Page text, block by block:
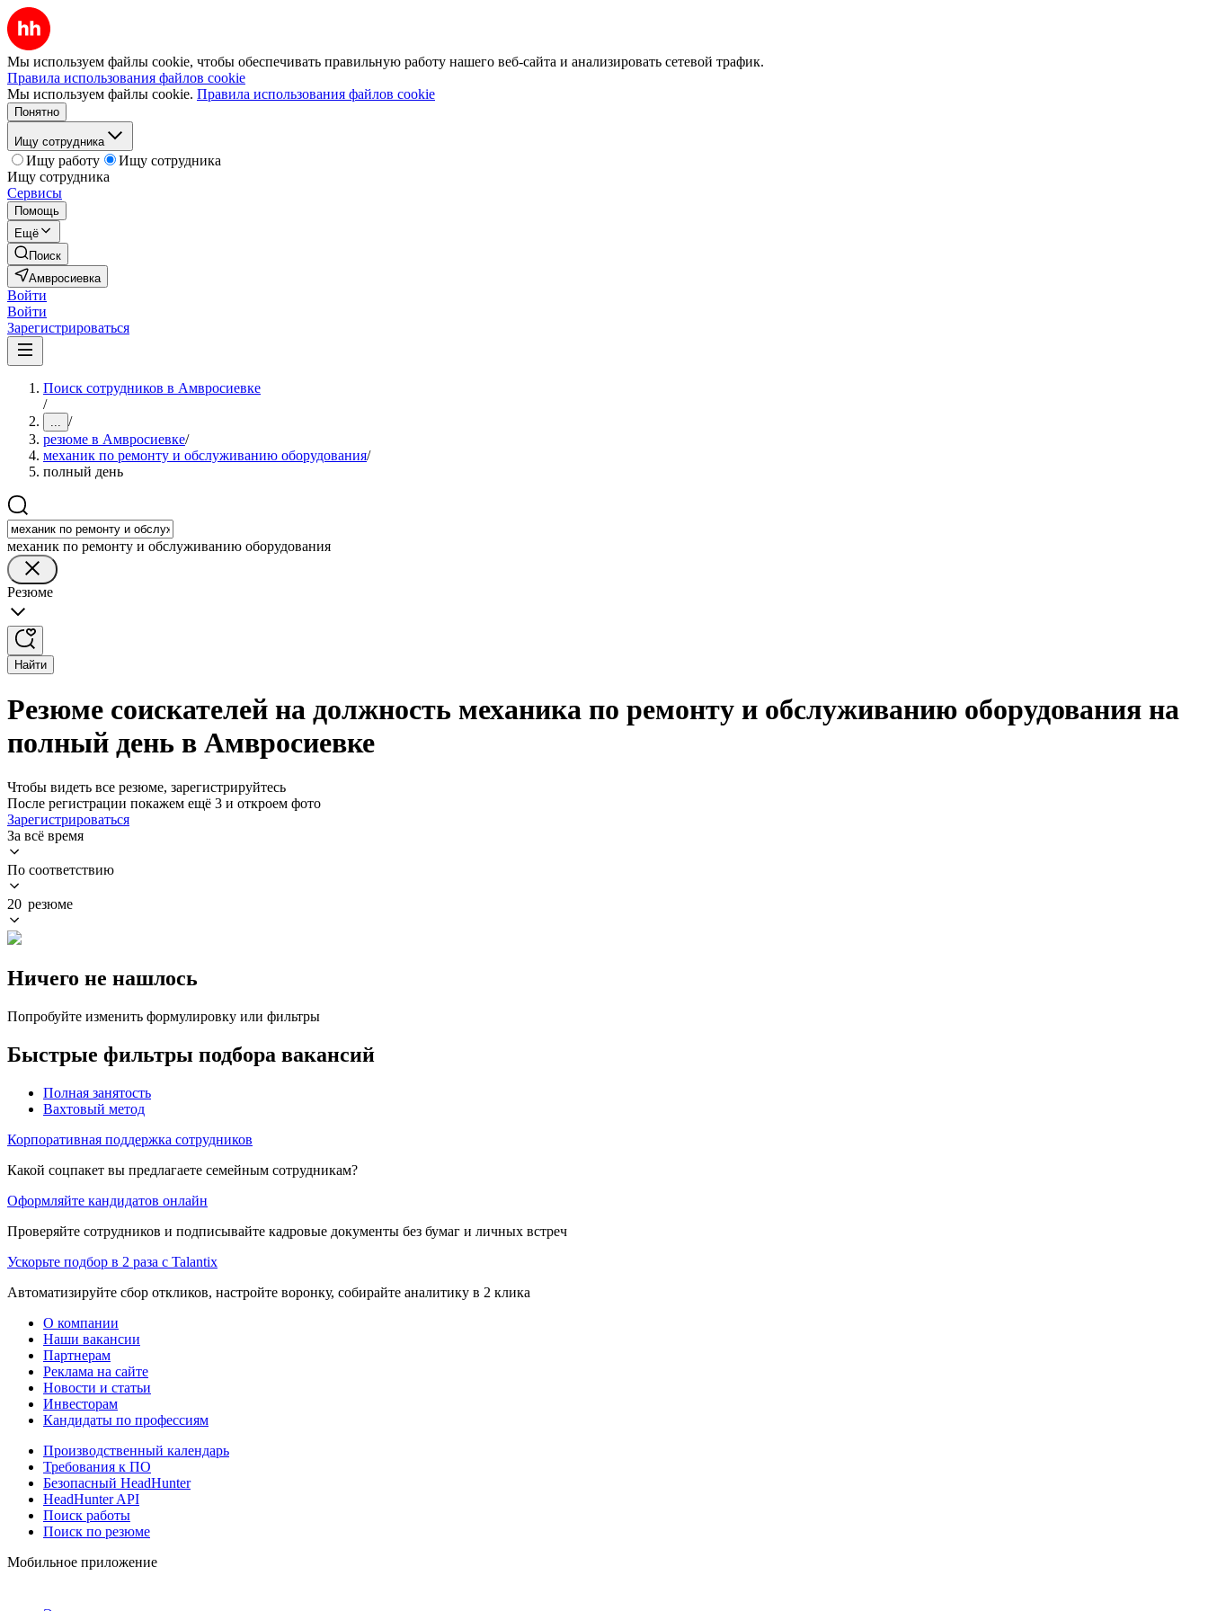
Мы используем файлы cookie, чтобы обеспечивать правильную работу нашего веб-сайта и анализировать сетевой трафик.
Правила использования файлов cookie
Мы используем файлы cookie. Правила использования файлов cookie
Понятно
Ищу сотрудника
Ищу работу
Ищу сотрудника
Ищу сотрудника
Сервисы
Помощь
Ещё
Поиск
Амвросиевка
Войти
Войти
Зарегистрироваться
Поиск сотрудников в Амвросиевке
/
... /
резюме в Амвросиевке/
механик по ремонту и обслуживанию оборудования/
полный день
механик по ремонту и обслуживанию оборудования
Резюме
Найти
Резюме соискателей на должность механика по ремонту и обслуживанию оборудования на
полный день в Амвросиевке
Чтобы видеть все резюме, зарегистрируйтесь
После регистрации покажем ещё 3 и откроем фото
Зарегистрироваться
За всё время
По соответствию
20 резюме
Ничего не нашлось
Попробуйте изменить формулировку или фильтры
Быстрые фильтры подбора вакансий
Полная занятость
Вахтовый метод
Корпоративная поддержка сотрудников
Какой соцпакет вы предлагаете семейным сотрудникам?
Оформляйте кандидатов онлайн
Проверяйте сотрудников и подписывайте кадровые документы без бумаг и личных встреч
Ускорьте подбор в 2 раза с Talantix
Автоматизируйте сбор откликов, настройте воронку, собирайте аналитику в 2 клика
О компании
Наши вакансии
Партнерам
Реклама на сайте
Новости и статьи
Инвесторам
Кандидаты по профессиям
Производственный календарь
Требования к ПО
Безопасный HeadHunter
HeadHunter API
Поиск работы
Поиск по резюме
Мобильное приложение